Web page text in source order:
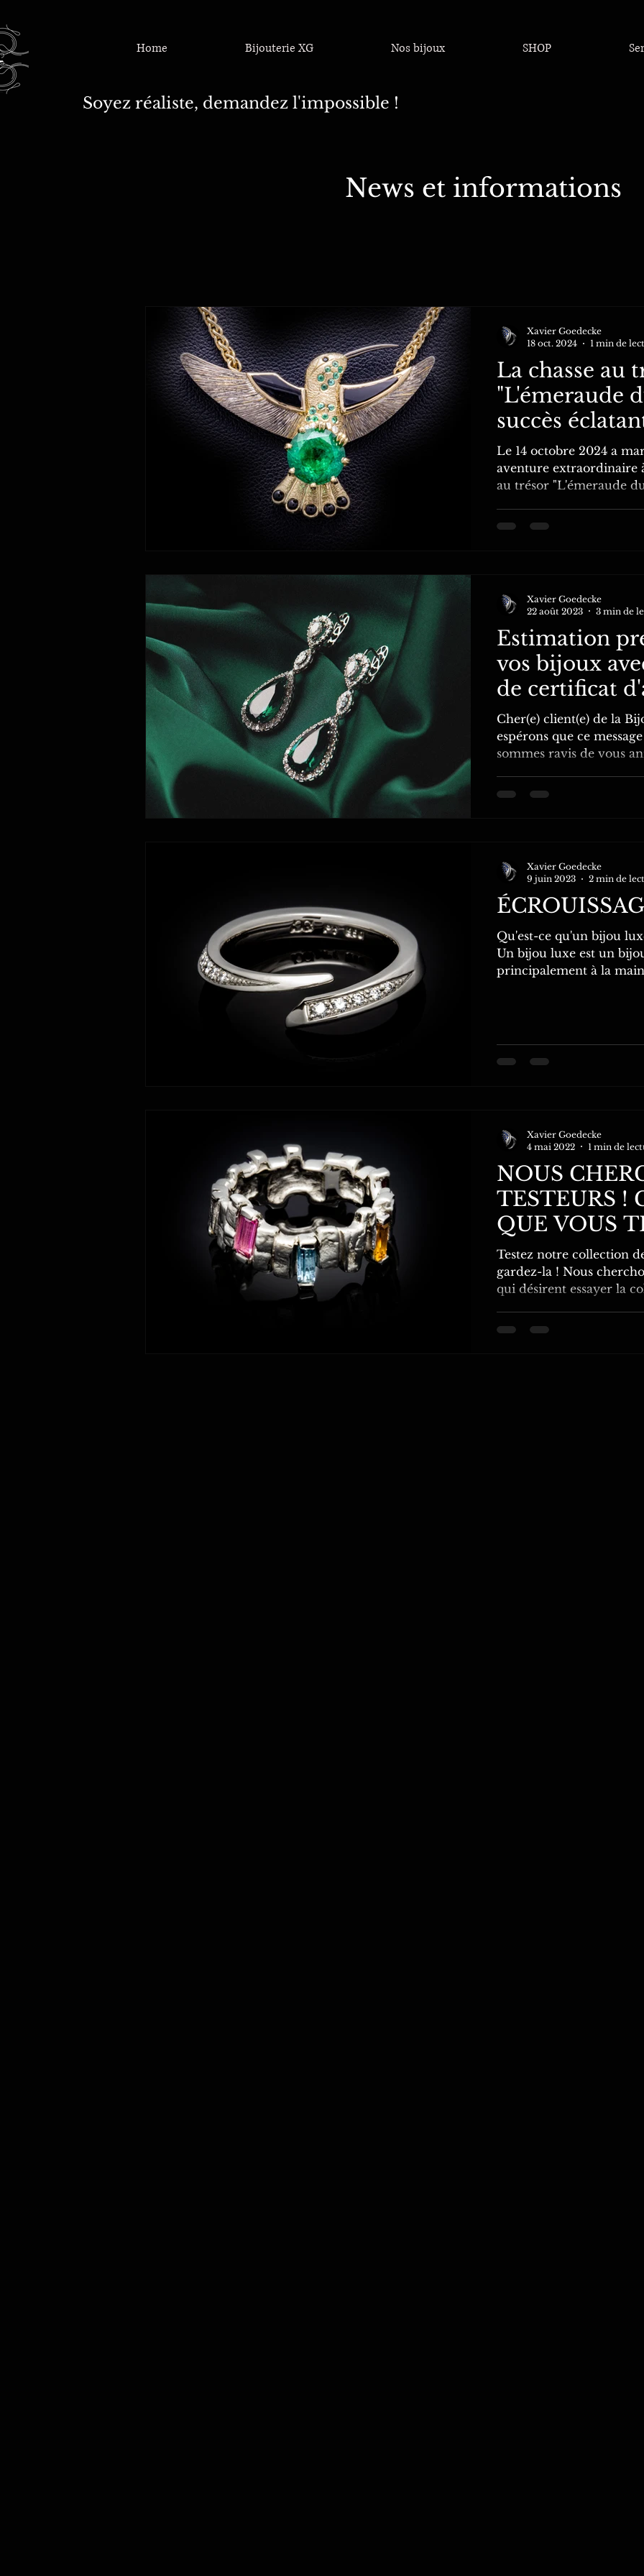
Home Bijouterie XG Nos bijoux SHOP
Soyez réaliste, demandez l'impossible !
News et informations
La chasse au
"L'émeraude
succès
Le 14 octobre 2024 a
aventure extraordinaire
au trésor "L'émeraude
Xavier Goedecke
18 oct. 2024
1 min de
Estimation
vos bijoux
de certificat
Cher(e) client(e) de la
espérons que ce
sommes ravis de vous
Xavier Goedecke
22 août 2023
3 min de
Qu'est-ce qu'un bijou
Un bijou luxe est un
principalement à la
Xavier Goedecke
9 juin 2023
2 min de
NOUS
TESTEURS !
QUE VOUS
Testez notre collection
gardez-la ! Nous
qui désirent essayer la
Xavier Goedecke
4 mai 2022
1 min de